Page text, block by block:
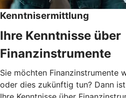
Kenntnisermittlung
Ihre Kenntnisse über
Finanzinstrumente
Sie möchten Finanzinstrumente
oder dies zukünftig tun? Dann